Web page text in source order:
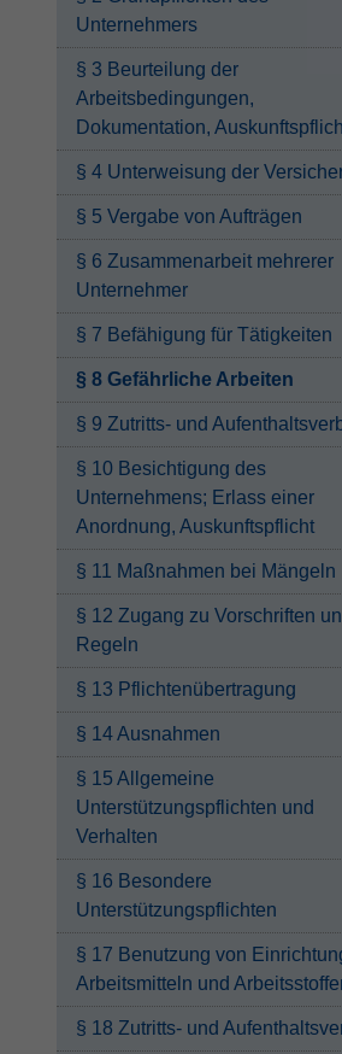
Unternehmers
§ 3 Beurteilung der
Arbeitsbedingungen,
Dokumentation,
§ 4 Unterweisung der
§ 5 Vergabe von Aufträgen
§ 6 Zusammenarbeit mehrerer
Unternehmer
§ 7 Befähigung für Tätigkeiten
§ 8 Gefährliche Arbeiten
§ 9 Zutritts- und
§ 10 Besichtigung des
Unternehmens; Erlass einer
Anordnung, Auskunftspflicht
§ 11 Maßnahmen bei Mängeln
§ 12 Zugang zu Vorschriften
Regeln
§ 13 Pflichtenübertragung
§ 14 Ausnahmen
§ 15 Allgemeine
Unterstützungspflichten und
Verhalten
§ 16 Besondere
Unterstützungspflichten
§ 17 Benutzung von
Arbeitsmitteln und
§ 18 Zutritts- und